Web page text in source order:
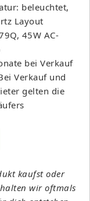
beleuchtet,
Layout
45W AC-
bei Verkauf
Verkauf und
gelten die
kaufst oder
wir oftmals